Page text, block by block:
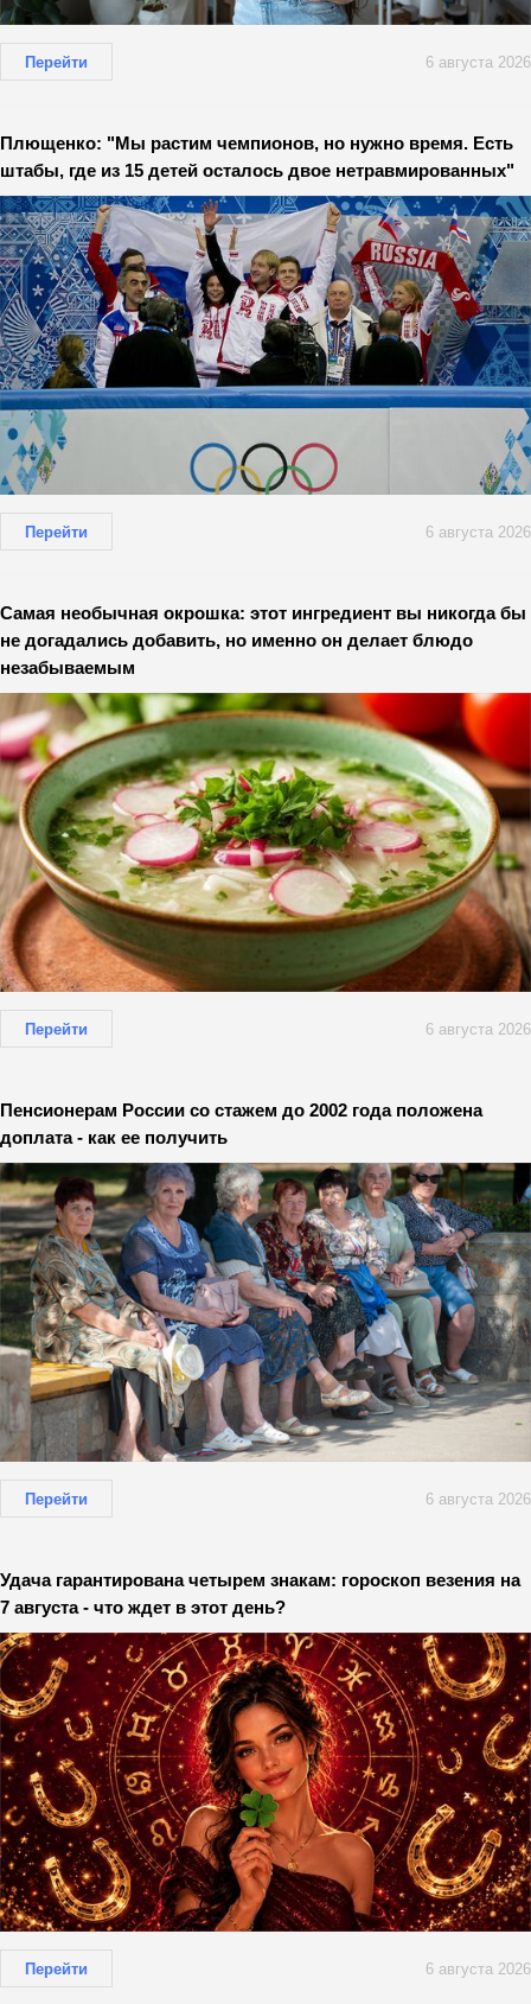
Перейти 6 августа 2026
Плющенко: "Мы растим чемпионов, но нужно время. Есть
штабы, где из 15 детей осталось двое нетравмированных"
Перейти 6 августа 2026
Самая необычная окрошка: этот ингредиент вы никогда бы
не догадались добавить, но именно он делает блюдо
незабываемым
Перейти 6 августа 2026
Пенсионерам России со стажем до 2002 года положена
доплата - как ее получить
Перейти 6 августа 2026
Удача гарантирована четырем знакам: гороскоп везения на
7 августа - что ждет в этот день?
Перейти 6 августа 2026